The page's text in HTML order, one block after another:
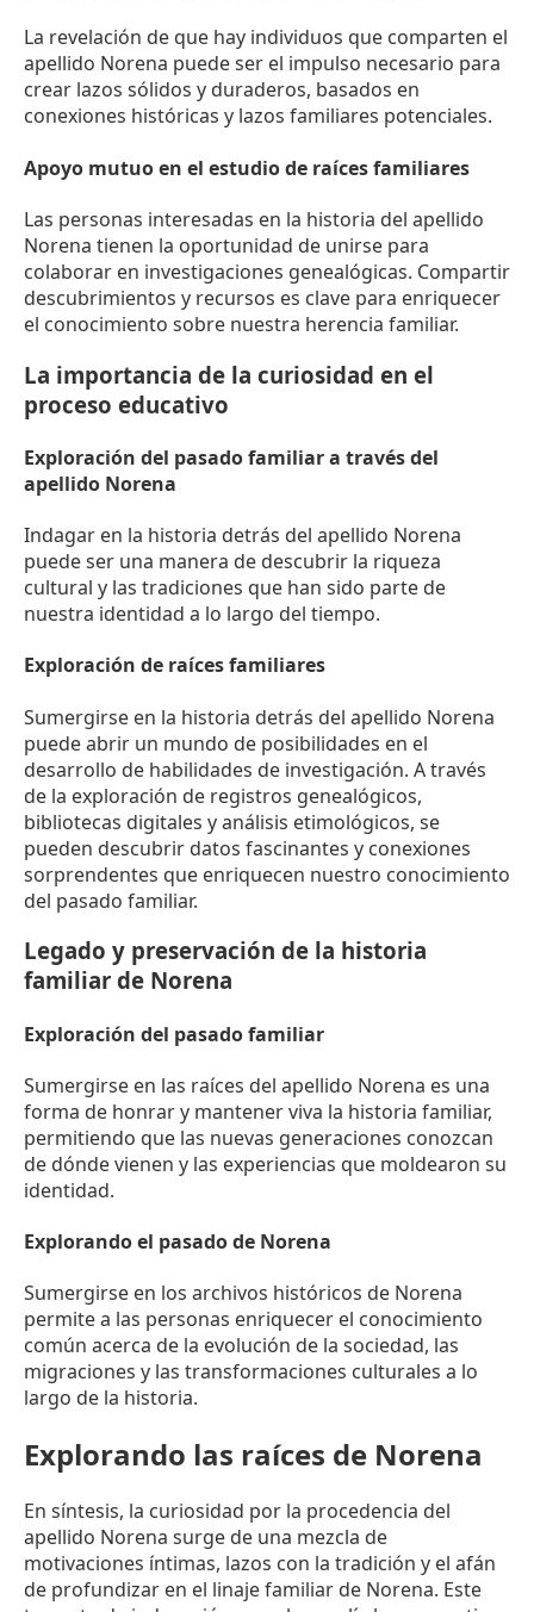
La revelación de que hay individuos que comparten el
apellido Norena puede ser el impulso necesario para
crear lazos sólidos y duraderos, basados en
conexiones históricas y lazos familiares potenciales.
Apoyo mutuo en el estudio de raíces familiares
Las personas interesadas en la historia del apellido
Norena tienen la oportunidad de unirse para
colaborar en investigaciones genealógicas. Compartir
descubrimientos y recursos es clave para enriquecer
el conocimiento sobre nuestra herencia familiar.
La importancia de la curiosidad en el
proceso educativo
Exploración del pasado familiar a través del
apellido Norena
Indagar en la historia detrás del apellido Norena
puede ser una manera de descubrir la riqueza
cultural y las tradiciones que han sido parte de
nuestra identidad a lo largo del tiempo.
Exploración de raíces familiares
Sumergirse en la historia detrás del apellido Norena
puede abrir un mundo de posibilidades en el
desarrollo de habilidades de investigación. A través
de la exploración de registros genealógicos,
bibliotecas digitales y análisis etimológicos, se
pueden descubrir datos fascinantes y conexiones
sorprendentes que enriquecen nuestro conocimiento
del pasado familiar.
Legado y preservación de la historia
familiar de Norena
Exploración del pasado familiar
Sumergirse en las raíces del apellido Norena es una
forma de honrar y mantener viva la historia familiar,
permitiendo que las nuevas generaciones conozcan
de dónde vienen y las experiencias que moldearon su
identidad.
Explorando el pasado de Norena
Sumergirse en los archivos históricos de Norena
permite a las personas enriquecer el conocimiento
común acerca de la evolución de la sociedad, las
migraciones y las transformaciones culturales a lo
largo de la historia.
Explorando las raíces de Norena
En síntesis, la curiosidad por la procedencia del
apellido Norena surge de una mezcla de
motivaciones íntimas, lazos con la tradición y el afán
de profundizar en el linaje familiar de Norena. Este